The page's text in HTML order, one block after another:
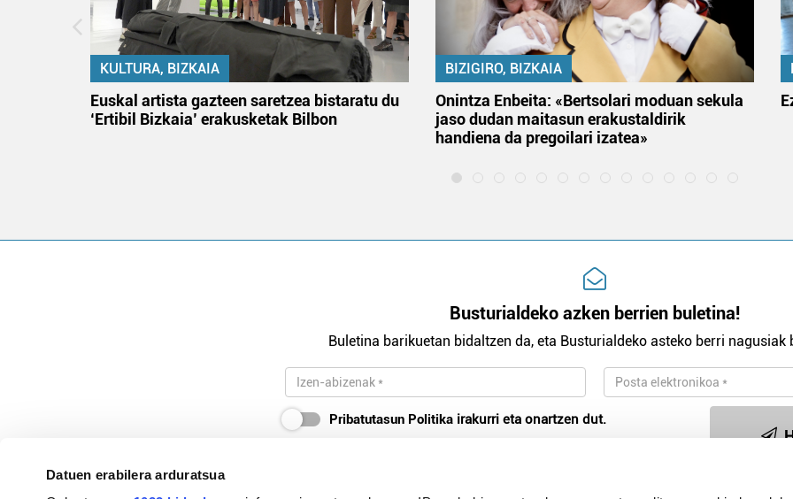
Datuen erabilera arduratsua
KULTURA, BIZKAIA
Euskal artista gazteen saretzea bistaratu du
‘Ertibil Bizkaia’ erakusketak Bilbon
BIZIGIRO, BIZKAIA
Onintza Enbeita: «Bertsolari moduan sekula
jaso dudan maitasun erakustaldirik
handiena da pregoilari izatea»
Busturialdeko azken berrien buletina!
Buletina barikuetan bidaltzen da, eta Busturialdeko asteko berri nagusiak
Pribatutasun Politika irakurri eta onartzen dut.